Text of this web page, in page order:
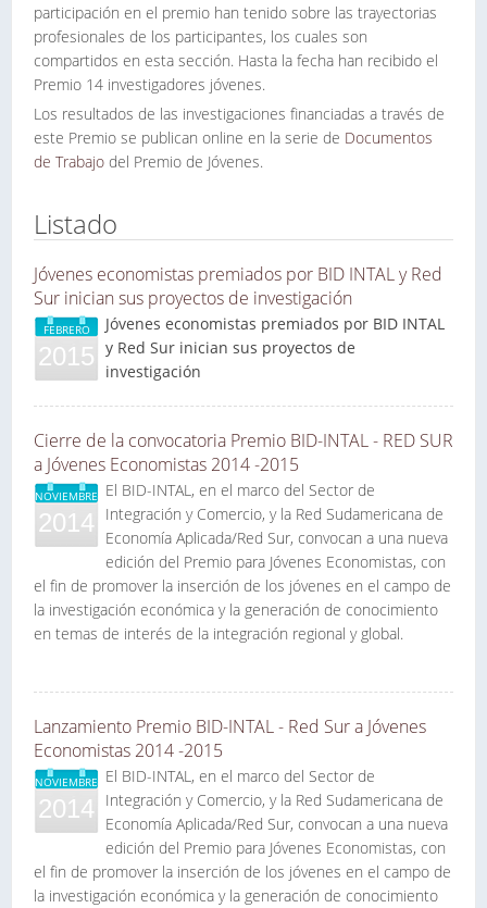
participación en el premio han tenido sobre las trayectorias
profesionales de los participantes, los cuales son
compartidos en esta sección. Hasta la fecha han recibido el
Premio 14 investigadores jóvenes.
Los resultados de las investigaciones financiadas a través de
este Premio se publican online en la serie de Documentos
de Trabajo del Premio de Jóvenes.
Listado
Jóvenes economistas premiados por BID INTAL y Red
Sur inician sus proyectos de investigación
FEBRERO
2015
Jóvenes economistas premiados por BID INTAL
y Red Sur inician sus proyectos de
investigación
Cierre de la convocatoria Premio BID-INTAL - RED SUR
a Jóvenes Economistas 2014 -2015
NOVIEMBRE
2014
El BID-INTAL, en el marco del Sector de
Integración y Comercio, y la Red Sudamericana de
Economía Aplicada/Red Sur, convocan a una nueva
edición del Premio para Jóvenes Economistas, con
el fin de promover la inserción de los jóvenes en el campo de
la investigación económica y la generación de conocimiento
en temas de interés de la integración regional y global.
Lanzamiento Premio BID-INTAL - Red Sur a Jóvenes
Economistas 2014 -2015
NOVIEMBRE
2014
El BID-INTAL, en el marco del Sector de
Integración y Comercio, y la Red Sudamericana de
Economía Aplicada/Red Sur, convocan a una nueva
edición del Premio para Jóvenes Economistas, con
el fin de promover la inserción de los jóvenes en el campo de
la investigación económica y la generación de conocimiento